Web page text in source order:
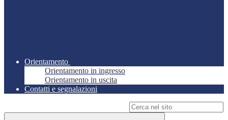
Orientamento
Orientamento in ingresso
Orientamento in uscita
Contatti e segnalazioni